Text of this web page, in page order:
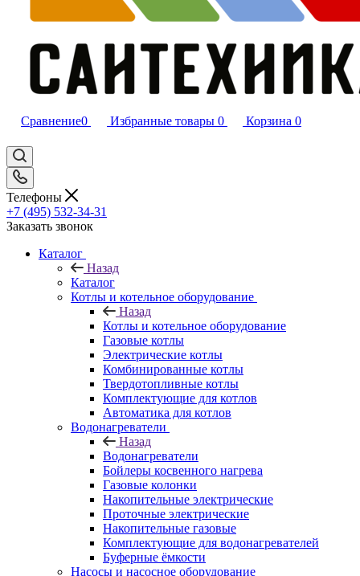
Сравнение0 Избранные товары 0 Корзина 0
Телефоны
+7 (495) 532‑34‑31
Заказать звонок
Каталог
Назад
Каталог
Котлы и котельное оборудование
Назад
Котлы и котельное оборудование
Газовые котлы
Электрические котлы
Комбинированные котлы
Твердотопливные котлы
Комплектующие для котлов
Автоматика для котлов
Водонагреватели
Назад
Водонагреватели
Бойлеры косвенного нагрева
Газовые колонки
Накопительные электрические
Проточные электрические
Накопительные газовые
Комплектующие для водонагревателей
Буферные ёмкости
Насосы и насосное оборудование